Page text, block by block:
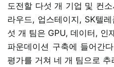
도전할 다섯 개 기업 및 컨
라우드, 업스테이지, SK텔
섯 개 팀은 GPU, 데이터, 인
파운데이션 구축에 들어간
평가를 거쳐 네 개 팀으로